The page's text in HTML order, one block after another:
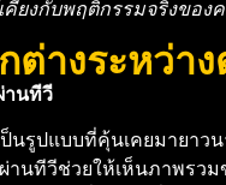
เคียงกับพฤติกรรมจริงขอ
ต่างระหว่า
านทีวี
นรูปแบบที่คุ้นเคยมายาว
านทีวีช่วยให้เห็นภาพรว